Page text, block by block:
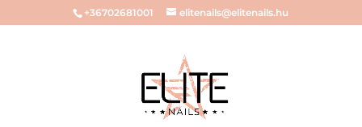
+36702681001 elitenails@elitenails.hu